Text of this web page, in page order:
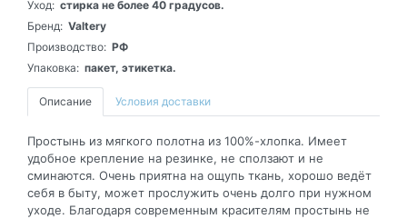
Уход: стирка не более 40 градусов.
Бренд: Valtery
Производство: РФ
Упаковка: пакет, этикетка.
Описание Условия доставки
Простынь из мягкого полотна из 100%-хлопка. Имеет
удобное крепление на резинке, не сползают и не
сминаются. Очень приятна на ощупь ткань, хорошо ведёт
себя в быту, может прослужить очень долго при нужном
уходе. Благодаря современным красителям простынь не